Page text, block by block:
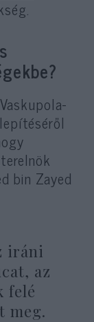
bin Zayed
iráni
az
felé
meg.